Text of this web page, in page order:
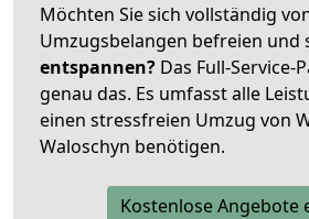
Möchten Sie sich vollständig
Umzugsbelangen befreien und
entspannen? Das Full-Service-
genau das. Es umfasst alle
einen stressfreien Umzug von
Waloschyn benötigen.
Kostenlose Angebote